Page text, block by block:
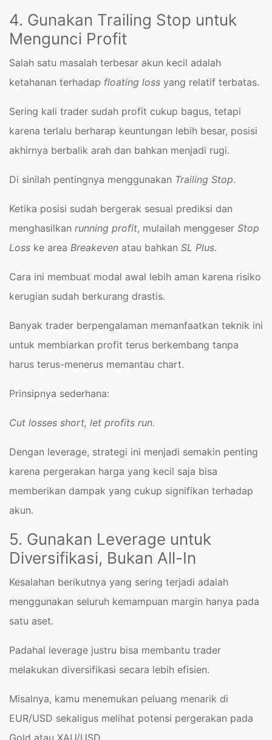
4. Gunakan Trailing Stop untuk
Mengunci Profit
Salah satu masalah terbesar akun kecil adalah
ketahanan terhadap floating loss yang relatif terbatas.
Sering kali trader sudah profit cukup bagus, tetapi
karena terlalu berharap keuntungan lebih besar, posisi
akhirnya berbalik arah dan bahkan menjadi rugi.
Di sinilah pentingnya menggunakan Trailing Stop.
Ketika posisi sudah bergerak sesuai prediksi dan
menghasilkan running profit, mulailah menggeser Stop
Loss ke area Breakeven atau bahkan SL Plus.
Cara ini membuat modal awal lebih aman karena risiko
kerugian sudah berkurang drastis.
Banyak trader berpengalaman memanfaatkan teknik ini
untuk membiarkan profit terus berkembang tanpa
harus terus-menerus memantau chart.
Prinsipnya sederhana:
Cut losses short, let profits run.
Dengan leverage, strategi ini menjadi semakin penting
karena pergerakan harga yang kecil saja bisa
memberikan dampak yang cukup signifikan terhadap
akun.
5. Gunakan Leverage untuk
Diversifikasi, Bukan All-In
Kesalahan berikutnya yang sering terjadi adalah
menggunakan seluruh kemampuan margin hanya pada
satu aset.
Padahal leverage justru bisa membantu trader
melakukan diversifikasi secara lebih efisien.
Misalnya, kamu menemukan peluang menarik di
EUR/USD sekaligus melihat potensi pergerakan pada
Gold atau XAU/USD.